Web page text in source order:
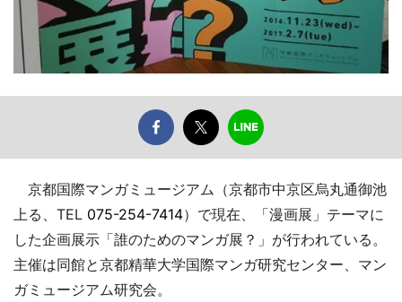
京都国際マンガミュージアム（京都市中京区烏丸通御池
上る、TEL 075-254-7414）で現在、「漫画展」テーマに
した企画展示「誰のためのマンガ展？」が行われている。
主催は同館と京都精華大学国際マンガ研究センター、マン
ガミュージアム研究会。